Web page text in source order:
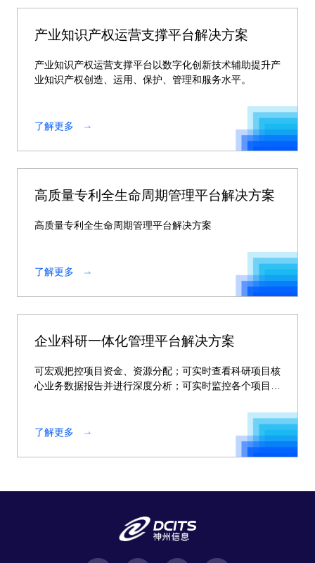
产业知识产权运营支撑平台解决方案
产业知识产权运营支撑平台以数字化创新技术辅助提升产
业知识产权创造、运用、保护、管理和服务水平。
了解更多
高质量专利全生命周期管理平台解决方案
高质量专利全生命周期管理平台解决方案
了解更多
企业科研一体化管理平台解决方案
可宏观把控项目资金、资源分配；可实时查看科研项目核
心业务数据报告并进行深度分析；可实时监控各个项目动
了解更多